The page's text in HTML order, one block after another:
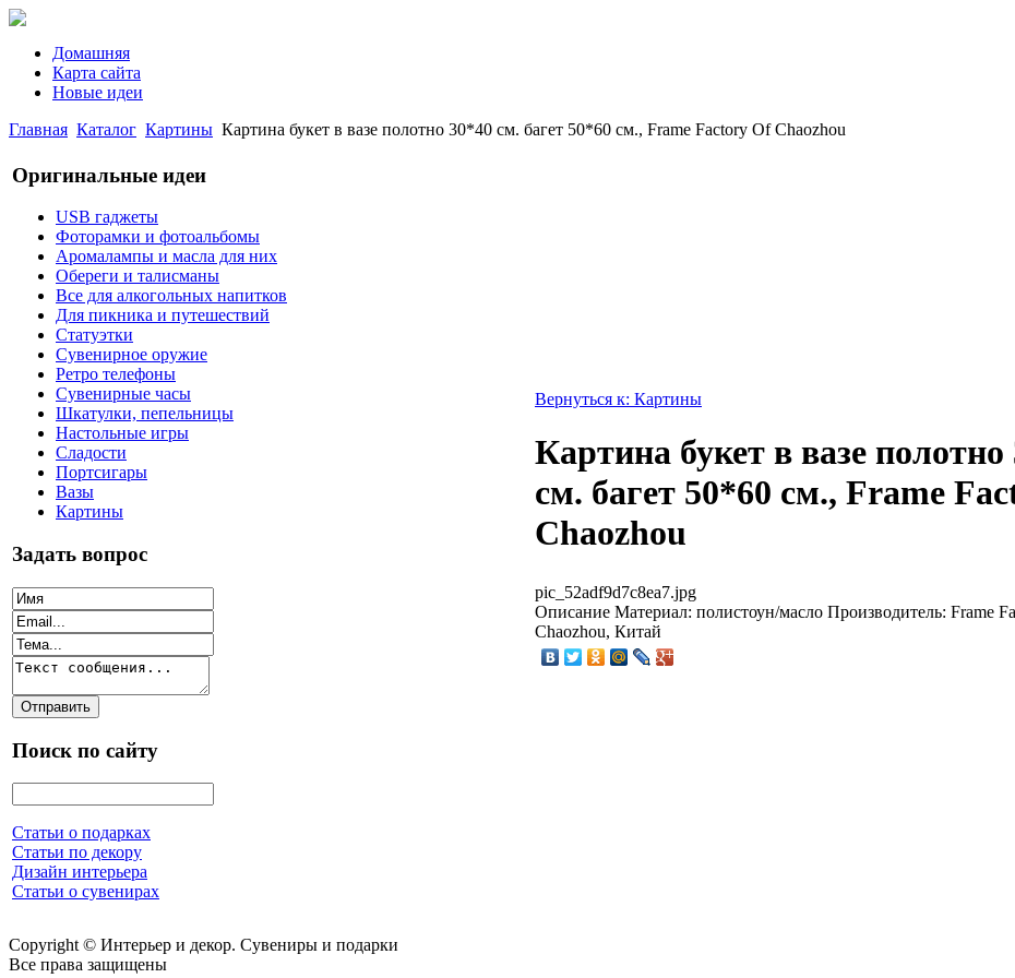
Домашняя
Карта сайта
Новые идеи
Главная Каталог Картины Картина букет в вазе полотно 30*40 см. багет 50*60 см., Frame Factory Of Chaozhou
Оригинальные идеи
USB гаджеты
Фоторамки и фотоальбомы
Аромалампы и масла для них
Обереги и талисманы
Все для алкогольных напитков
Для пикника и путешествий
Статуэтки
Сувенирное оружие
Ретро телефоны
Сувенирные часы
Шкатулки, пепельницы
Настольные игры
Сладости
Портсигары
Вазы
Картины
Задать вопрос
Поиск по сайту
Статьи о подарках
Статьи по декору
Дизайн интерьера
Статьи о сувенирах
Вернуться к: Картины
Картина букет в вазе полотно
см. багет 50*60 см., Frame
Chaozhou
pic_52adf9d7c8ea7.jpg
Описание Материал: полистоун/масло Производитель: Frame
Chaozhou, Китай
Copyright © Интерьер и декор. Сувениры и подарки
Все права защищены